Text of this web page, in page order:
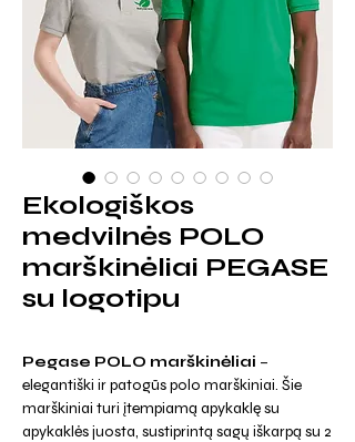
Ekologiškos
medvilnės POLO
marškinėliai PEGASE
su logotipu
Pegase POLO marškinėliai –
elegantiški ir patogūs polo marškiniai. Šie
marškiniai turi įtempiamą apykaklę su
apykaklės juosta, sustiprintą sagų iškarpą su 2